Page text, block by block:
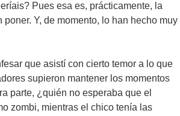
Pues esa es, prácticamente, la
Y, de momento, lo han hecho muy
que asistí con cierto temor a lo que
supieron mantener los momentos
parte, ¿quién no esperaba que el
zombi, mientras el chico tenía las